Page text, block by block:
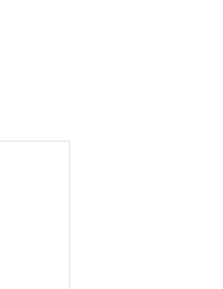
Baignoire » est
et d’un chic